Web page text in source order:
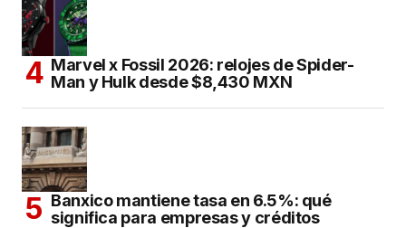
Marvel x Fossil 2026: relojes de Spider-
Man y Hulk desde $8,430 MXN
Banxico mantiene tasa en 6.5%: qué
significa para empresas y créditos